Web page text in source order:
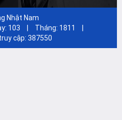
Nhật Nam
103 Tháng: 1811
cập: 387550